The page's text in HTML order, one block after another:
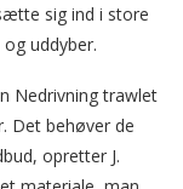
sig ind i store
uddyber.
Nedrivning trawlet
Det behøver de
opretter J.